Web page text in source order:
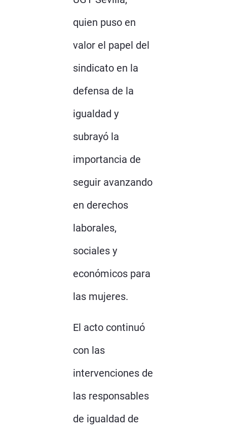
quien puso en
valor el papel del
sindicato en la
defensa de la
igualdad y
subrayó la
importancia de
seguir avanzando
en derechos
laborales,
sociales y
económicos para
las mujeres.
El acto continuó
con las
intervenciones de
las responsables
de igualdad de